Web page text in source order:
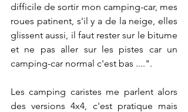
difficile de sortir mon camping-car, mes
roues patinent, s'il y a de la neige, elles
glissent aussi, il faut rester sur le bitume
et ne pas aller sur les pistes car un
camping-car normal c'est bas ....".
Les camping caristes me parlent alors
des versions 4x4, c'est pratique mais